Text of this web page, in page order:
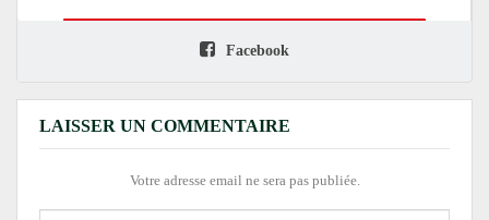
Facebook
LAISSER UN COMMENTAIRE
Votre adresse email ne sera pas publiée.